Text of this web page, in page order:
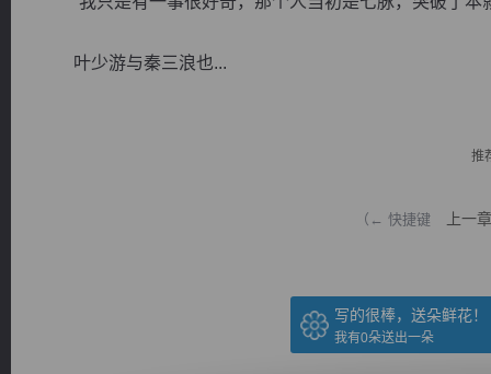
叶少游与秦三浪也...
推
（← 快捷键 上一章
写的很棒，送朵鲜花！
我有0朵送出一朵